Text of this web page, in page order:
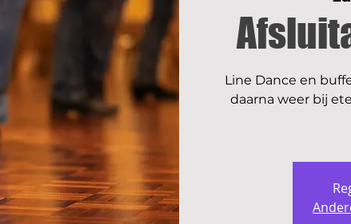
Line Dance en
daarna weer bij